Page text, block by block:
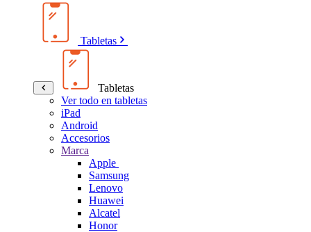
Tabletas
Tabletas
Ver todo en tabletas
iPad
Android
Accesorios
Marca
Apple
Samsung
Lenovo
Huawei
Alcatel
Honor